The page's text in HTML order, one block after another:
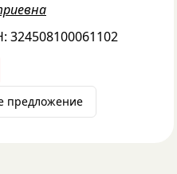
324508100061102
предложение